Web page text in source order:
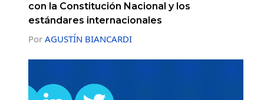
con la Constitución Nacional y los
estándares internacionales
Por AGUSTÍN BIANCARDI